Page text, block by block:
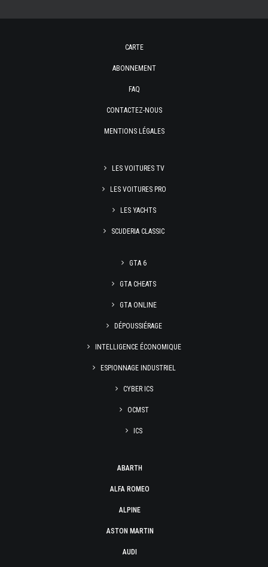
CARTE
ABONNEMENT
FAQ
CONTACTEZ-NOUS
MENTIONS LÉGALES
LES VOITURES TV
LES VOITURES PRO
LES YACHTS
SCUDERIA CLASSIC
GTA 6
GTA CHEATS
GTA ONLINE
DÉPOUSSIÉRAGE
INTELLIGENCE ÉCONOMIQUE
ESPIONNAGE INDUSTRIEL
CYBER ICS
OCMST
ICS
ABARTH
ALFA ROMEO
ALPINE
ASTON MARTIN
AUDI